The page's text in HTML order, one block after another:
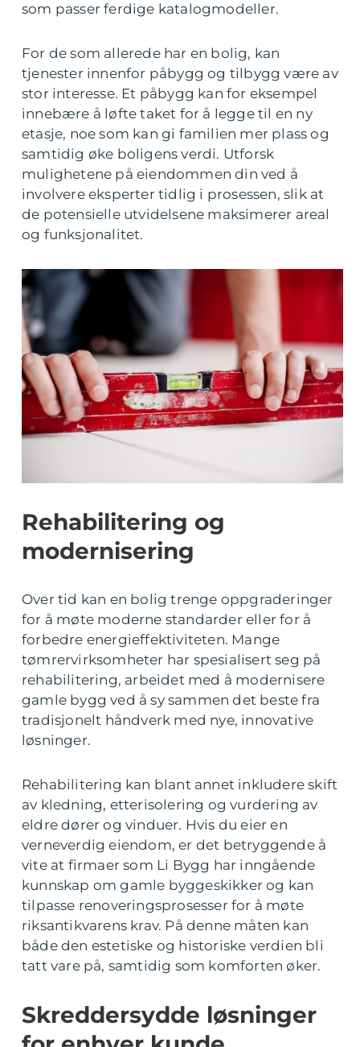
som passer ferdige katalogmodeller.
For de som allerede har en bolig, kan
tjenester innenfor påbygg og tilbygg være av
stor interesse. Et påbygg kan for eksempel
innebære å løfte taket for å legge til en ny
etasje, noe som kan gi familien mer plass og
samtidig øke boligens verdi. Utforsk
mulighetene på eiendommen din ved å
involvere eksperter tidlig i prosessen, slik at
de potensielle utvidelsene maksimerer areal
og funksjonalitet.
Rehabilitering og
modernisering
Over tid kan en bolig trenge oppgraderinger
for å møte moderne standarder eller for å
forbedre energieffektiviteten. Mange
tømrervirksomheter har spesialisert seg på
rehabilitering, arbeidet med å modernisere
gamle bygg ved å sy sammen det beste fra
tradisjonelt håndverk med nye, innovative
løsninger.
Rehabilitering kan blant annet inkludere skift
av kledning, etterisolering og vurdering av
eldre dører og vinduer. Hvis du eier en
verneverdig eiendom, er det betryggende å
vite at firmaer som Li Bygg har inngående
kunnskap om gamle byggeskikker og kan
tilpasse renoveringsprosesser for å møte
riksantikvarens krav. På denne måten kan
både den estetiske og historiske verdien bli
tatt vare på, samtidig som komforten øker.
Skreddersydde løsninger